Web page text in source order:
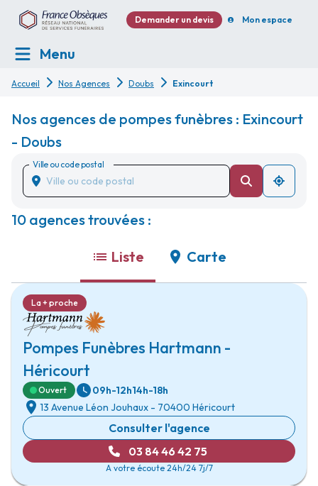
Demander un devis Mon espace
Menu
Accueil Nos Agences Doubs Exincourt
Nos agences de pompes funèbres : Exincourt
- Doubs
Ville ou code postal
10 agences trouvées :
Liste Carte
Pompes Funèbres Hartmann -
Héricourt
La + proche
Ouvert 09h-12h14h-18h
13 Avenue Léon Jouhaux - 70400 Héricourt
Consulter l'agence
03 84 46 42 75
A votre écoute 24h/24 7j/7